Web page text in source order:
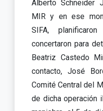
Alberto Schneider
MIR y en ese
SIFA,
concertaron para
Beatriz Castedo
contacto, José
Comité Central del
de dicha operación